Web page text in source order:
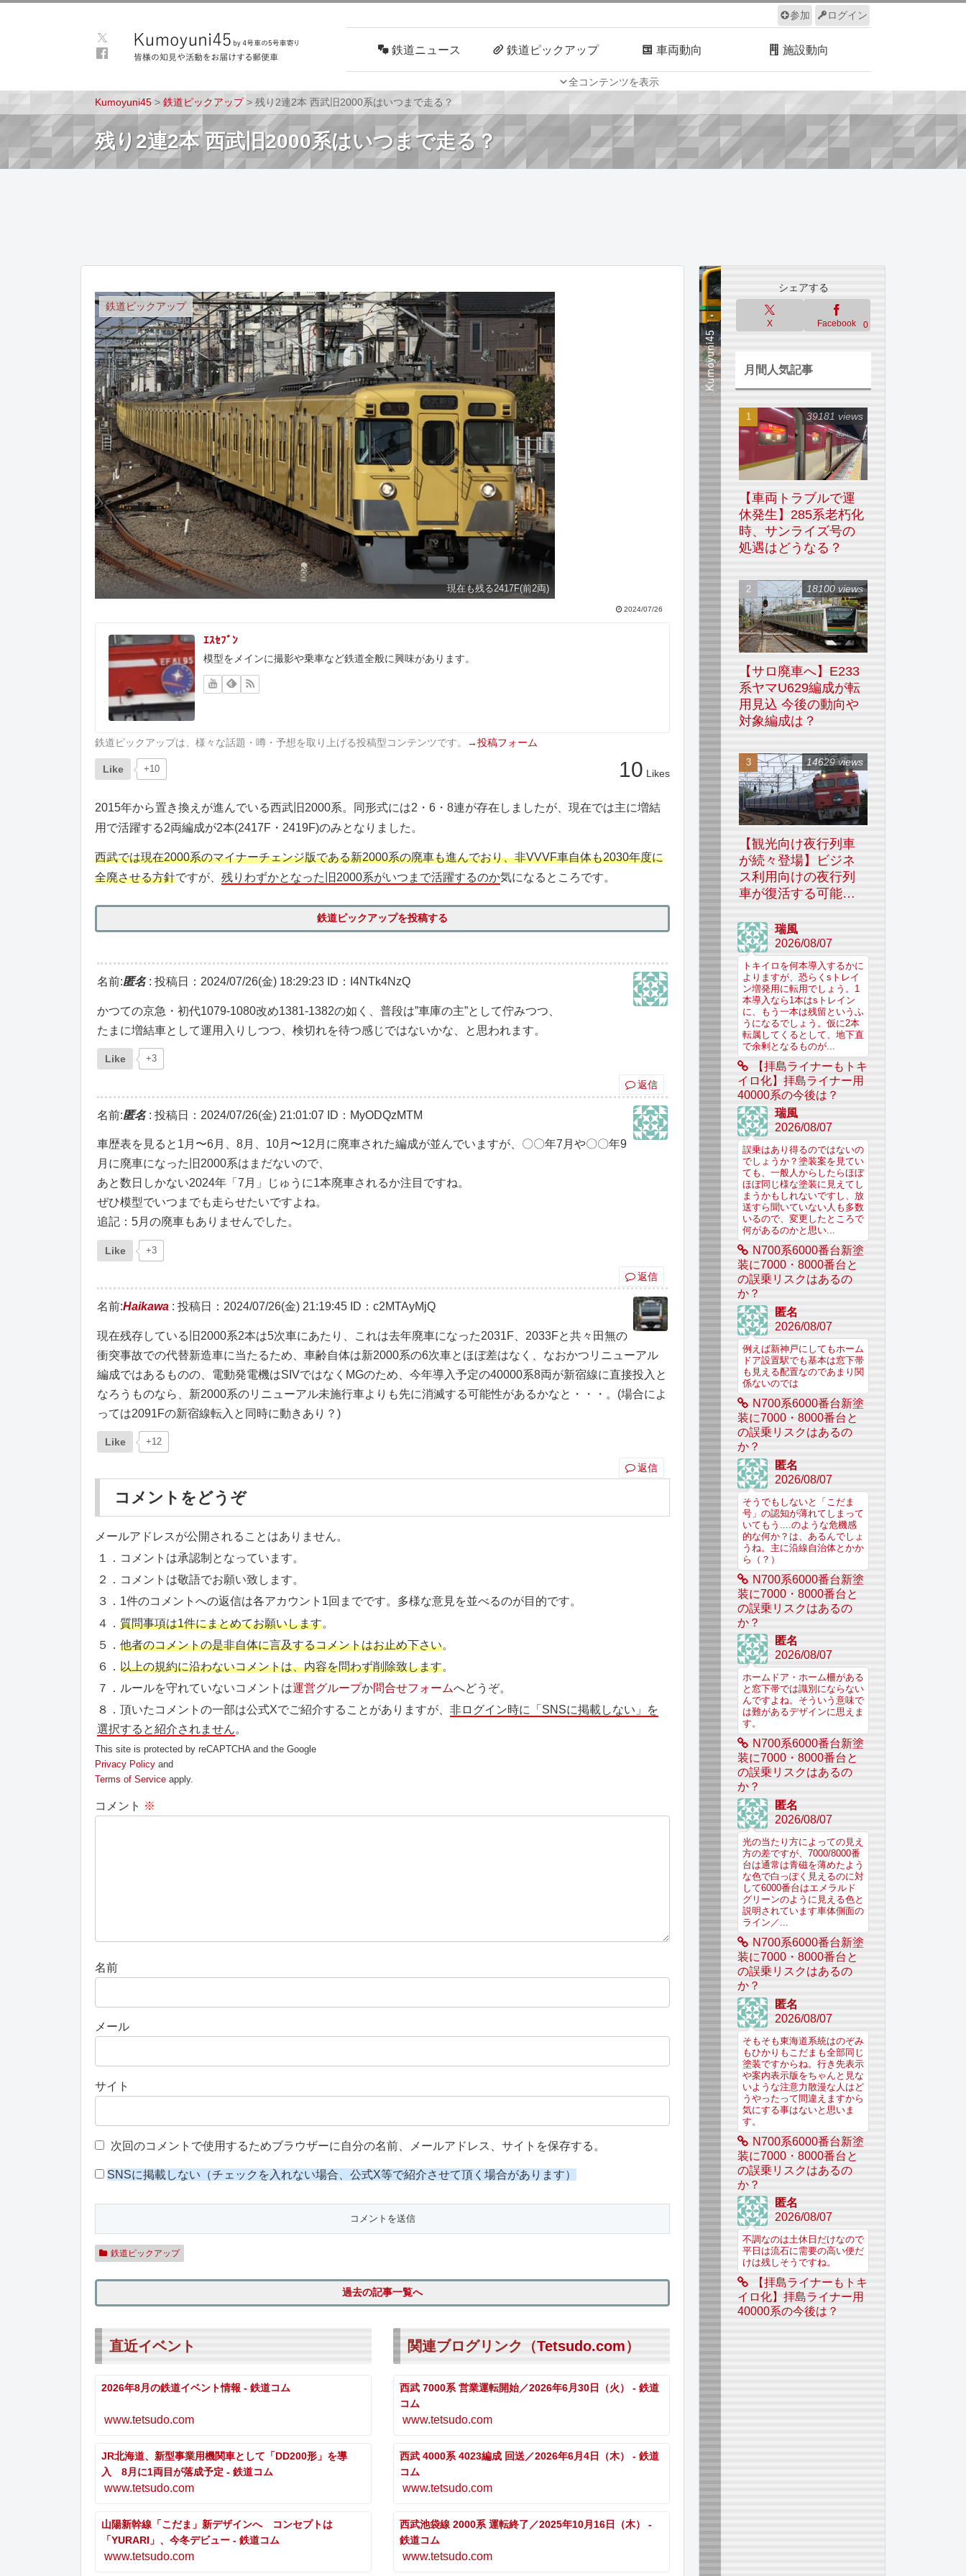
ログイン
参加
全コンテンツを表示
鉄道ニュース 鉄道ピックアップ 車両動向 施設動向
車両技術 路線探訪 ルール サイトについて
Kumoyuni45 > 鉄道ピックアップ> 残り2連2本 西武旧2000系はいつまで走る？
残り2連2本 西武旧2000系はいつまで走る？
鉄道ピックアップ
現在も残る2417F(前2両)
2024/07/26
ｴｽｾﾌﾞﾝ
模型をメインに撮影や乗車など鉄道全般に興味があります。
鉄道ピックアップは、様々な話題・噂・予想を取り上げる投稿型コンテンツです。 →投稿フォーム
Like +10 10 Likes
2015年から置き換えが進んでいる西武旧2000系。同形式には2・6・8連が存在しましたが、現在では主に増結
用で活躍する2両編成が2本(2417F・2419F)のみとなりました。
西武では現在2000系のマイナーチェンジ版である新2000系の廃車も進んでおり、非VVVF車自体も2030年度に
全廃させる方針ですが、 残りわずかとなった旧2000系がいつまで活躍するのか気になるところです。
鉄道ピックアップを投稿する
名前:匿名: 投稿日：2024/07/26(金) 18:29:23 ID：I4NTk4NzQ
かつての京急・初代1079-1080改め1381-1382の如く、普段は”車庫の主”として佇みつつ、
たまに増結車として運用入りしつつ、検切れを待つ感じではないかな、と思われます。
Like +3
返信
名前:匿名: 投稿日：2024/07/26(金) 21:01:07 ID：MyODQzMTM
車歴表を見ると1月〜6月、8月、10月〜12月に廃車された編成が並んでいますが、〇〇年7月や〇〇年9
月に廃車になった旧2000系はまだないので、
あと数日しかない2024年「7月」じゅうに1本廃車されるか注目ですね。
ぜひ模型でいつまでも走らせたいですよね。
追記：5月の廃車もありませんでした。
Like +3
返信
名前:Haikawa : 投稿日：2024/07/26(金) 21:19:45 ID：c2MTAyMjQ
現在残存している旧2000系2本は5次車にあたり、これは去年廃車になった2031F、2033Fと共々田無の
衝突事故での代替新造車に当たるため、車齢自体は新2000系の6次車とほぼ差はなく、なおかつリニューアル
編成ではあるものの、電動発電機はSIVではなくMGのため、今年導入予定の40000系8両が新宿線に直接投入と
なろうものなら、新2000系のリニューアル未施行車よりも先に消滅する可能性があるかなと・・・。(場合によ
っては2091Fの新宿線転入と同時に動きあり？)
Like +12
返信
コメントをどうぞ
メールアドレスが公開されることはありません。
１．コメントは承認制となっています。
２．コメントは敬語でお願い致します。
３．1件のコメントへの返信は各アカウント1回までです。多様な意見を並べるのが目的です。
４．質問事項は1件にまとめてお願いします。
５．他者のコメントの是非自体に言及するコメントはお止め下さい。
６．以上の規約に沿わないコメントは、内容を問わず削除致します。
７．ルールを守れていないコメントは運営グループか問合せフォームへどうぞ。
８．頂いたコメントの一部は公式Xでご紹介することがありますが、非ログイン時に「SNSに掲載しない」を
選択すると紹介されません。
This site is protected by reCAPTCHA and the Google
Privacy Policy and
Terms of Service apply.
コメント ※
名前
メール
サイト
次回のコメントで使用するためブラウザーに自分の名前、メールアドレス、サイトを保存する。
SNSに掲載しない（チェックを入れない場合、公式X等で紹介させて頂く場合があります）
鉄道ピックアップ
過去の記事一覧へ
直近イベント
2026年8月の鉄道イベント情報 - 鉄道コム
www.tetsudo.com
JR北海道、新型事業用機関車として「DD200形」を導
入 8月に1両目が落成予定 - 鉄道コム
www.tetsudo.com
山陽新幹線「こだま」新デザインへ コンセプトは
「YURARI」、今冬デビュー - 鉄道コム
www.tetsudo.com
関連ブログリンク（Tetsudo.com）
西武 7000系 営業運転開始／2026年6月30日（火） - 鉄道
コム
www.tetsudo.com
西武 4000系 4023編成 回送／2026年6月4日（木） - 鉄道
コム
www.tetsudo.com
西武池袋線 2000系 運転終了／2025年10月16日（木） -
鉄道コム
www.tetsudo.com
シェアする
X Facebook 0
月間人気記事
【車両トラブルで運
休発生】285系老朽化
時、サンライズ号の
処遇はどうなる？
39181 views
【サロ廃車へ】E233
系ヤマU629編成が転
用見込 今後の動向や
対象編成は？
18100 views
【観光向け夜行列車
が続々登場】ビジネ
ス利用向けの夜行列
車が復活する可能性
14629 views
瑞風
2026/08/07
トキイロを何本導入するかに
よりますが、恐らくsトレイ
ン増発用に転用でしょう。1
本導入なら1本はsトレイン
に、もう一本は残留というふ
うになるでしょう。仮に2本
転属してくるとして、地下直
で余剰となるものが...
【拝島ライナーもトキ
イロ化】拝島ライナー用
40000系の今後は？
瑞風
2026/08/07
誤乗はあり得るのではないの
でしょうか？塗装案を見てい
ても、一般人からしたらほぼ
ほぼ同じ様な塗装に見えてし
まうかもしれないですし、放
送すら聞いていない人も多数
いるので、変更したところで
何があるのかと思い...
N700系6000番台新塗
装に7000・8000番台と
の誤乗リスクはあるの
か？
匿名
2026/08/07
例えば新神戸にしてもホーム
ドア設置駅でも基本は窓下帯
も見える配置なのであまり関
係ないのでは
N700系6000番台新塗
装に7000・8000番台と
の誤乗リスクはあるの
か？
匿名
2026/08/07
そうでもしないと「こだま
号」の認知が薄れてしまって
いてもう....のような危機感
的な何か？は、あるんでしょ
うね。主に沿線自治体とかか
ら（？）
N700系6000番台新塗
装に7000・8000番台と
の誤乗リスクはあるの
か？
匿名
2026/08/07
ホームドア・ホーム柵がある
と窓下帯では識別にならない
んですよね。そういう意味で
は難があるデザインに思えま
す。
N700系6000番台新塗
装に7000・8000番台と
の誤乗リスクはあるの
か？
匿名
2026/08/07
光の当たり方によっての見え
方の差ですが、7000/8000番
台は通常は青磁を薄めたよう
な色で白っぽく見えるのに対
して6000番台はエメラルド
グリーンのように見える色と
説明されています車体側面の
ライン／...
N700系6000番台新塗
装に7000・8000番台と
の誤乗リスクはあるの
か？
匿名
2026/08/07
そもそも東海道系統はのぞみ
もひかりもこだまも全部同じ
塗装ですからね。行き先表示
や案内表示版をちゃんと見な
いような注意力散漫な人はど
うやったって間違えますから
気にする事はないと思いま
す。
N700系6000番台新塗
装に7000・8000番台と
の誤乗リスクはあるの
か？
匿名
2026/08/07
不調なのは土休日だけなので
平日は流石に需要の高い便だ
けは残しそうですね。
【拝島ライナーもトキ
イロ化】拝島ライナー用
40000系の今後は？